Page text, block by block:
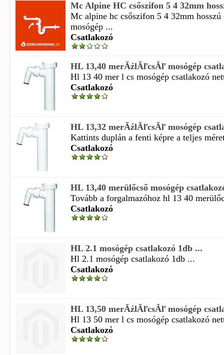
Mc Alpine HC csőszifon 5 4 32mm
Mc alpine hc csőszifon 5 4 32mm hosszú
mosógép ...
Csatlakozó
HL 13,40 merĂźlĂľcsĂľ mosógép
Hl 13 40 mer l cs mosógép csatlakozó
Csatlakozó
HL 13,32 merĂźlĂľcsĂľ mosógép
Kattints duplán a fenti képre a teljes
Csatlakozó
HL 13,40 merülőcső mosógép
Tovább a forgalmazóhoz hl 13 40
Csatlakozó
HL 2.1 mosógép csatlakozó 1db ...
Hl 2.1 mosógép csatlakozó 1db ...
Csatlakozó
HL 13,50 merĂźlĂľcsĂľ mosógép
Hl 13 50 mer l cs mosógép csatlakozó
Csatlakozó